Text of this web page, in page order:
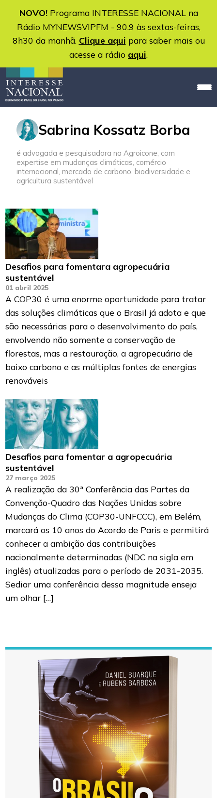
NOVO!Programa INTERESSE NACIONAL na
Rádio MYNEWSVIPFM - 90.9 às sextas-feiras,
8h30 da manhã. Clique aqui para saber mais ou
acesse a rádio aqui.
Sabrina Kossatz Borba
é advogada e pesquisadora na Agroicone, com
expertise em mudanças climáticas, comércio
internacional, mercado de carbono, biodiversidade e
agricultura sustentável
Desafios para fomentara agropecuária
sustentável
01 abril 2025
A COP30 é uma enorme oportunidade para tratar
das soluções climáticas que o Brasil já adota e que
são necessárias para o desenvolvimento do país,
envolvendo não somente a conservação de
florestas, mas a restauração, a agropecuária de
baixo carbono e as múltiplas fontes de energias
renováveis
Desafios para fomentar a agropecuária
sustentável
27 março 2025
A realização da 30ª Conferência das Partes da
Convenção-Quadro das Nações Unidas sobre
Mudanças do Clima (COP30-UNFCCC), em Belém,
marcará os 10 anos do Acordo de Paris e permitirá
conhecer a ambição das contribuições
nacionalmente determinadas (NDC na sigla em
inglês) atualizadas para o período de 2031-2035.
Sediar uma conferência dessa magnitude enseja
um olhar […]